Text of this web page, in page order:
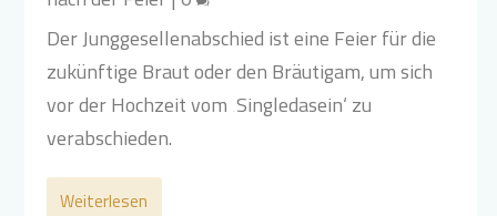
Der Junggesellenabschied ist eine Feier für die
zukünftige Braut oder den Bräutigam, um sich
vor der Hochzeit vom ‚Singledasein‘ zu
verabschieden.
Weiterlesen